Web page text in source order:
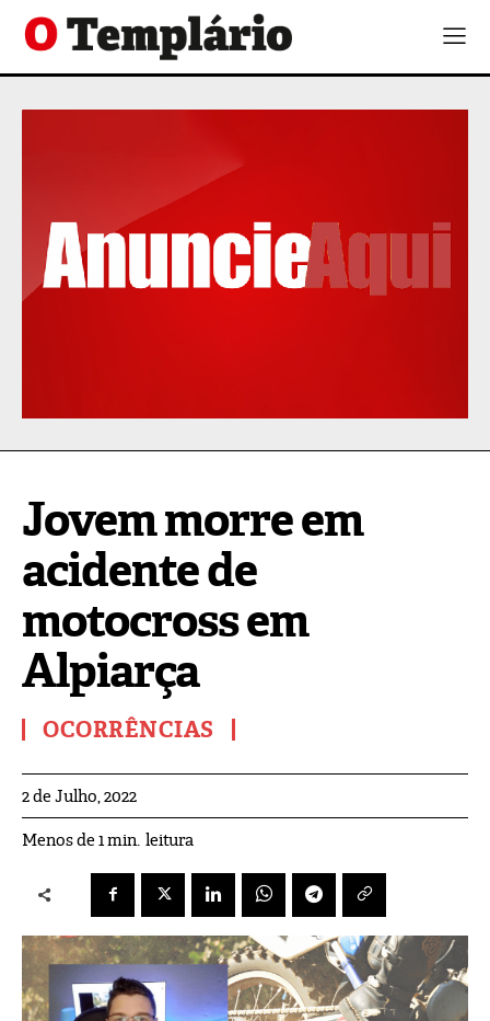
Jovem morre em
acidente de
motocross em
Alpiarça
OCORRÊNCIAS
2 de Julho, 2022
Menos de 1min. leitura